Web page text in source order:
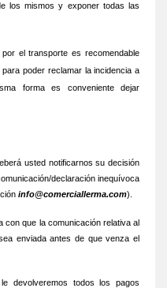
los mismos y exponer todas las
el transporte es recomendable
poder reclamar la incidencia a
forma es conveniente dejar
usted notificarnos su decisión
declaración inequívoca
info@comerciallerma.com).
con que la comunicación relativa al
enviada antes de que venza el
devolveremos todos los pagos